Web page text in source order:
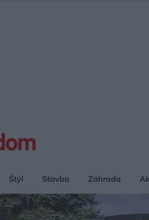
Štýl Stavba Záhrada